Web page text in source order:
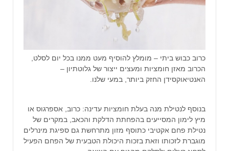
כרוב כבוש ביתי – מומלץ להוסיף מעט ממנו בכל יום לסלט,
הכרוב מאזן חומציות ומעצים ייצור של גלוטתיון –
האנטיאוקסידן החזק ביותר, במעי שלנו.
בנוסף לנטילת מנה בעלת חומציות עדינה: כרוב, אספרגוס או
מיץ לימון המסייעים בהפחתת הדלקת והכאב, במקרים של
נטילת פחם אקטיבי כתוסף מזון מתרחשת גם ספיגת מינרלים
מוגברת לזכותו וזאת בזכות היכולת הטבעית של הפחם הפעיל